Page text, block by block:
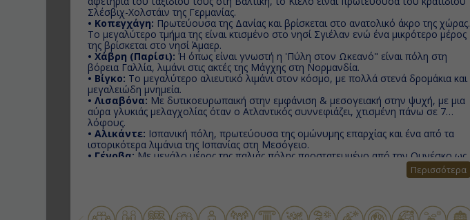
Σλέσβιχ-Χολστάιν της Γερμανίας.
• Κοπεγχάγη: Πρωτεύουσα της Δανίας και βρίσκεται στο ανατολικό άκρο της χώρας.
Το μεγαλύτερο τμήμα της είναι κτισμένο στο νησί Σγιέλαν ενώ ένα μικρότερο μέρος
της βρίσκεται στο νησί Άμαερ.
• Χάβρη (Παρίσι): Ή όπως είναι γνωστή η 'Πύλη στον Ωκεανό" είναι πόλη στη
βόρεια Γαλλία, λιμάνι στις ακτές της Μάγχης στη Νορμανδία.
• Βίγκο: Το μεγαλύτερο αλιευτικό λιμάνι στον κόσμο, με πολλά στενά δρομάκια και
μεγαλειώδη μνημεία.
• Λισαβόνα: Με δυτικοευρωπαική στην εμφάνιση & μεσογειακή στην ψυχή, με μια
αύρα γλυκιάς μελαγχολίας όταν ο Ατλαντικός συννεφιάζει, χτισμένη πάνω σε 7
λόφους.
• Αλικάντε: Ισπανική πόλη, πρωτεύουσα της ομώνυμης επαρχίας και ένα από τα
ιστορικότερα λιμάνια της Ισπανίας στη Μεσόγειο.
• Γένοβα:Με μεγάλο μέρος της παλιάς πόλης προστατευμένο από την Ουνέσκο ως
μνημείο πολιτιστικής κληρονομιάς, δικαίως απέκτησε το προσωνύμιο "la Superba"
λόγω του ένδοξου παρελθόντος καθώς και των εντυπωσιακών αξιοθεάτων της
Περισσότερα